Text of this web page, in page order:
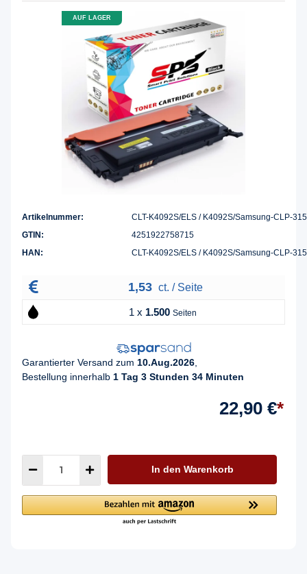
AUF LAGER
Artikelnummer:
CLT-K4092S/ELS / K4092S/Samsung-CLP-
GTIN:
4251922758715
HAN:
CLT-K4092S/ELS / K4092S/Samsung-CLP-
1,53 ct. / Seite
1 x 1.500 Seiten
Garantierter Versand zum 10.Aug.2026
Bestellung innerhalb 1 Tag 3 Stunden 34 Minuten
22,90 €*
In den Warenkorb